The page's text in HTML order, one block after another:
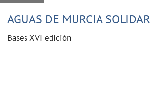
AGUAS DE MURCIA
Bases XVI edición